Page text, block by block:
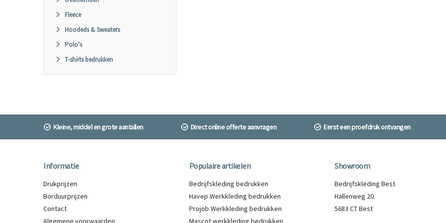
Fleece
Hoodeds & Sweaters
Polo's
T-shirts bedrukken
Kleine, middel en grote aantallen Direct online offerte aanvragen Eerst een proefdruk ontvangen
Informatie
Drukprijzen
Borduurprijzen
Contact
Algemene voorwaarden
Populaire artikelen
Bedrijfskleding bedrukken
Havep Werkkleding bedrukken
Projob Werkkleding bedrukken
Mascot werkkleding bedrukken
Showroom
Bedrijfskleding Best
Hallenweg 20
5683 CT Best